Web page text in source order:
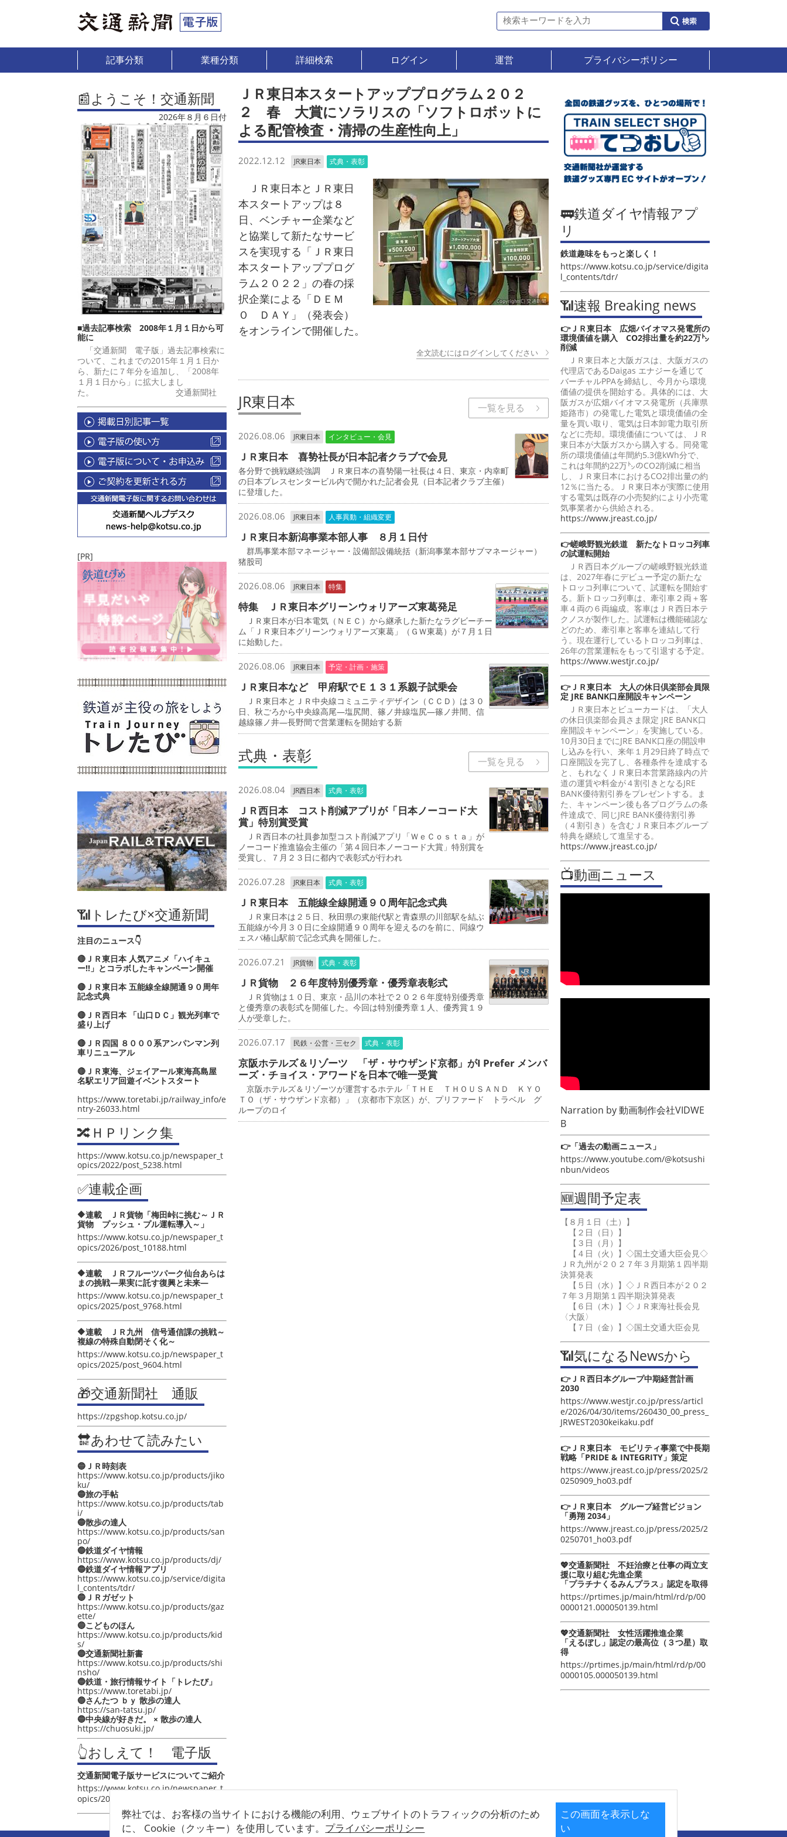
記事分類 業種分類 詳細検索 ログイン 運営 プライバシーポリシー
弊社では、お客様の当サイトにおける機能の利用、ウェブサイトのトラフィックの分析のため
に、 Cookie（クッキー）を使用しています。 プライバシーポリシー
この画面を表示しな
い
📰ようこそ！交通新聞
2026年８月６日付
■過去記事検索 2008年１月１日から可
能に
「交通新聞 電子版」過去記事検索に
ついて、これまでの2015年１月１日か
ら、新たに７年分を追加し、「2008年
１月１日から」に拡大しまし
た。 交通新聞社
[PR]
📶トレたび×交通新聞
注目のニュース👇
🔴ＪＲ東日本 人気アニメ「ハイキュ
ー‼」とコラボしたキャンペーン開催
🔴ＪＲ東日本 五能線全線開通９０周年
記念式典
🔴ＪＲ西日本 「山口ＤＣ」観光列車で
盛り上げ
🔴ＪＲ四国 ８０００系アンパンマン列
車リニューアル
🔴ＪＲ東海、ジェイアール東海髙島屋
名駅エリア回遊イベントスタート
https://www.toretabi.jp/railway_info/e
ntry-26033.html
🔀ＨＰリンク集
https://www.kotsu.co.jp/newspaper_t
opics/2022/post_5238.html
✅連載企画
🔶連載 ＪＲ貨物「梅田峠に挑む～ＪＲ
貨物 プッシュ・プル運転導入～」
https://www.kotsu.co.jp/newspaper_t
opics/2026/post_10188.html
🔶連載 ＪＲフルーツパーク仙台あらは
まの挑戦―果実に託す復興と未来―
https://www.kotsu.co.jp/newspaper_t
opics/2025/post_9768.html
🔶連載 ＪＲ九州 信号通信課の挑戦～
複線の特殊自動閉そく化～
https://www.kotsu.co.jp/newspaper_t
opics/2025/post_9604.html
🎁交通新聞社 通販
https://zpgshop.kotsu.co.jp/
🔛あわせて読みたい
🔵ＪＲ時刻表
https://www.kotsu.co.jp/products/jiko
ku/
🔵旅の手帖
https://www.kotsu.co.jp/products/tab
i/
🔵散歩の達人
https://www.kotsu.co.jp/products/san
po/
🔵鉄道ダイヤ情報
https://www.kotsu.co.jp/products/dj/
🔵鉄道ダイヤ情報アプリ
https://www.kotsu.co.jp/service/digita
l_contents/tdr/
🔵ＪＲガゼット
https://www.kotsu.co.jp/products/gaz
ette/
🔵こどものほん
https://www.kotsu.co.jp/products/kid
s/
🔵交通新聞社新書
https://www.kotsu.co.jp/products/shi
nsho/
🔵鉄道・旅行情報サイト「トレたび」
https://www.toretabi.jp/
🔵さんたつ ｂｙ 散歩の達人
https://san-tatsu.jp/
🔵中央線が好きだ。 × 散歩の達人
https://chuosuki.jp/
👆おしえて！ 電子版
交通新聞電子版サービスについてご紹介
https://www.kotsu.co.jp/newspaper_t
opics/2021/post_4048.html
ＪＲ東日本スタートアッププログラム２０２
２ 春 大賞にソラリスの「ソフトロボットに
よる配管検査・清掃の生産性向上」
2022.12.12 JR東日本 式典・表彰
ＪＲ東日本とＪＲ東日
本スタートアップは８
日、ベンチャー企業など
と協業して新たなサービ
スを実現する「ＪＲ東日
本スタートアッププログ
ラム２０２２」の春の採
択企業による「ＤＥＭ
Ｏ ＤＡＹ」（発表会）
をオンラインで開催した。
全文読むにはログインしてください
JR東日本 一覧を見る
2026.08.06 JR東日本 インタビュー・会見
ＪＲ東日本 喜㔟社長が日本記者クラブで会見
各分野で挑戦継続強調 ＪＲ東日本の喜㔟陽一社長は４日、東京・内幸町
の日本プレスセンタービル内で開かれた記者会見（日本記者クラブ主催）
に登壇した。
2026.08.06 JR東日本 人事異動・組織変更
ＪＲ東日本新潟事業本部人事 ８月１日付
群馬事業本部マネージャー・設備部設備統括（新潟事業本部サブマネージャー）
猪股司
2026.08.06 JR東日本 特集
特集 ＪＲ東日本グリーンウォリアーズ東葛発足
ＪＲ東日本が日本電気（ＮＥＣ）から継承した新たなラグビーチー
ム「ＪＲ東日本グリーンウォリアーズ東葛」（ＧＷ東葛）が７月１日
に始動した。
2026.08.06 JR東日本 予定・計画・施策
ＪＲ東日本など 甲府駅でＥ１３１系親子試乗会
ＪＲ東日本とＪＲ中央線コミュニティデザイン（ＣＣＤ）は３０
日、秋ごろから中央線高尾―塩尻間、篠ノ井線塩尻―篠ノ井間、信
越線篠ノ井―長野間で営業運転を開始する新
式典・表彰 一覧を見る
2026.08.04 JR西日本 式典・表彰
ＪＲ西日本 コスト削減アプリが「日本ノーコード大
賞」特別賞受賞
ＪＲ西日本の社員参加型コスト削減アプリ「ＷｅＣｏｓｔａ」が
ノーコード推進協会主催の「第４回日本ノーコード大賞」特別賞を
受賞し、７月２３日に都内で表彰式が行われ
2026.07.28 JR東日本 式典・表彰
ＪＲ東日本 五能線全線開通９０周年記念式典
ＪＲ東日本は２５日、秋田県の東能代駅と青森県の川部駅を結ぶ
五能線が今月３０日に全線開通９０周年を迎えるのを前に、同線ウ
ェスパ椿山駅前で記念式典を開催した。
2026.07.21 JR貨物 式典・表彰
ＪＲ貨物 ２６年度特別優秀章・優秀章表彰式
ＪＲ貨物は１０日、東京・品川の本社で２０２６年度特別優秀章
と優秀章の表彰式を開催した。今回は特別優秀章１人、優秀賞１９
人が受章した。
2026.07.17 民鉄・公営・三セク 式典・表彰
京阪ホテルズ＆リゾーツ 「ザ・サウザンド京都」がI Prefer メンバ
ーズ・チョイス・アワードを日本で唯一受賞
京阪ホテルズ＆リゾーツが運営するホテル「ＴＨＥ ＴＨＯＵＳＡＮＤ ＫＹＯ
ＴＯ（ザ・サウザンド京都）」（京都市下京区）が、プリファード トラベル グ
ループのロイ
🚃鉄道ダイヤ情報アプ
リ
鉄道趣味をもっと楽しく！
https://www.kotsu.co.jp/service/digita
l_contents/tdr/
📶速報 Breaking news
👉ＪＲ東日本 広畑バイオマス発電所の
環境価値を購入 CO2排出量を約22万㌧
削減
ＪＲ東日本と大阪ガスは、大阪ガスの
代理店であるDaigas エナジーを通じて
バーチャルPPAを締結し、今月から環境
価値の提供を開始する。具体的には、大
阪ガスが広畑バイオマス発電所（兵庫県
姫路市）の発電した電気と環境価値の全
量を買い取り、電気は日本卸電力取引所
などに売却。環境価値については、ＪＲ
東日本が大阪ガスから購入する。同発電
所の環境価値は年間約5.3億kWh分で、
これは年間約22万㌧のCO2削減に相当
し、ＪＲ東日本におけるCO2排出量の約
12％に当たる。ＪＲ東日本が実際に使用
する電気は既存の小売契約により小売電
気事業者から供給される。
https://www.jreast.co.jp/
👉嵯峨野観光鉄道 新たなトロッコ列車
の試運転開始
ＪＲ西日本グループの嵯峨野観光鉄道
は、2027年春にデビュー予定の新たな
トロッコ列車について、試運転を開始す
る。新トロッコ列車は、牽引車２両＋客
車４両の６両編成。客車はＪＲ西日本テ
クノスが製作した。試運転は機能確認な
どのため、牽引車と客車を連結して行
う。現在運行しているトロッコ列車は、
26年の営業運転をもって引退する予定。
https://www.westjr.co.jp/
👉ＪＲ東日本 大人の休日倶楽部会員限
定 JRE BANK口座開設キャンペーン
ＪＲ東日本とビューカードは、「大人
の休日倶楽部会員さま限定 JRE BANK口
座開設キャンペーン」を実施している。
10月30日までにJRE BANK口座の開設申
し込みを行い、来年１月29日終了時点で
口座開設を完了し、各種条件を達成する
と、もれなくＪＲ東日本営業路線内の片
道の運賃や料金が４割引きとなるJRE
BANK優待割引券をプレゼントする。ま
た、キャンペーン後も各プログラムの条
件達成で、同じJRE BANK優待割引券
（４割引き）を含むＪＲ東日本グループ
特典を継続して進呈する。
https://www.jreast.co.jp/
📺動画ニュース
Narration by動画制作会社VIDWE
B
👉「過去の動画ニュース」
https://www.youtube.com/@kotsushi
nbun/videos
🆕週間予定表
【８月１日（土）】
【２日（日）】
【３日（月）】
【４日（火）】◇国土交通大臣会見◇
ＪＲ九州が２０２７年３月期第１四半期
決算発表
【５日（水）】◇ＪＲ西日本が２０２
７年３月期第１四半期決算発表
【６日（木）】◇ＪＲ東海社長会見
〈大阪〉
【７日（金）】◇国土交通大臣会見
📶気になるNewsから
👉ＪＲ西日本グループ中期経営計画
2030
https://www.westjr.co.jp/press/articl
e/2026/04/30/items/260430_00_press_
JRWEST2030keikaku.pdf
👉ＪＲ東日本 モビリティ事業で中長期
戦略「PRIDE & INTEGRITY」策定
https://www.jreast.co.jp/press/2025/2
0250909_ho03.pdf
👉ＪＲ東日本 グループ経営ビジョン
「勇翔 2034」
https://www.jreast.co.jp/press/2025/2
0250701_ho03.pdf
💖交通新聞社 不妊治療と仕事の両立支
援に取り組む先進企業
「プラチナくるみんプラス」認定を取得
https://prtimes.jp/main/html/rd/p/00
0000121.000050139.html
💖交通新聞社 女性活躍推進企業
「えるぼし」認定の最高位（３つ星）取
得
https://prtimes.jp/main/html/rd/p/00
0000105.000050139.html